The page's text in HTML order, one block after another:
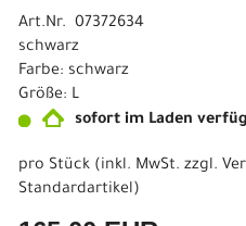
Art.Nr. 07372634
schwarz
Farbe: schwarz
Größe: L
sofort im Laden
pro Stück (inkl. MwSt. zzgl.
Standardartikel)